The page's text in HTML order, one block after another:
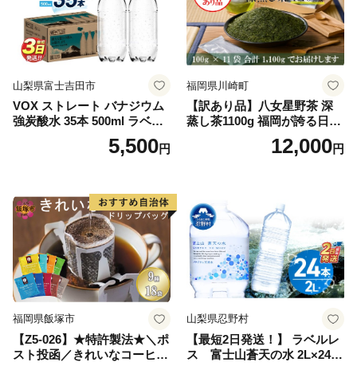
山梨県富士吉田市
VOX ストレート バナジウム
強炭酸水 35本 500ml ラベル
レス【富士吉田市限定カート
5,500円
福岡県川崎町
【訳あり品】八女星野茶 深
蒸し茶1100g 福岡が誇る日本
茶_ 訳アリ 常温 お茶 茶袋 常
備品 おちゃ ocha 茶葉 緑茶
小分け お土産 お取り寄せ グ
ルメ 福岡 九州 福岡県 国産
日本 ふかむし茶 ふかむし 家
庭用 自宅用 ちゃ りょくちゃ
ふかむしちゃ 急須 甘み 川崎
町 送料無料
12,000円
福岡県飯塚市
【Z5-026】★特許製法★＼ポ
スト投函／きれいなコーヒー
山梨県忍野村
【最短2日発送！】 ラベルレ
ス 富士山蒼天の水 2L×24本